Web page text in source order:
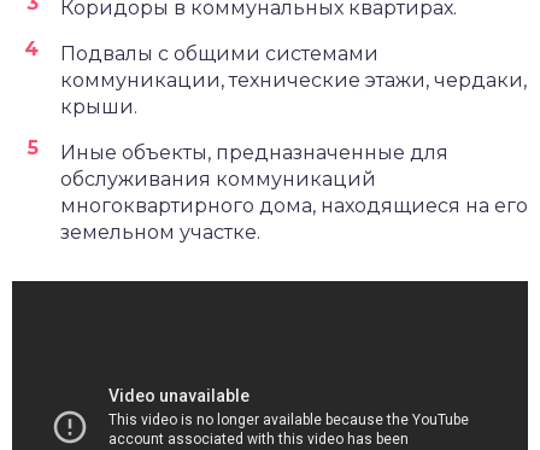
Коридоры в коммунальных квартирах.
Подвалы с общими системами
коммуникации, технические этажи, чердаки,
крыши.
Иные объекты, предназначенные для
обслуживания коммуникаций
многоквартирного дома, находящиеся на его
земельном участке.